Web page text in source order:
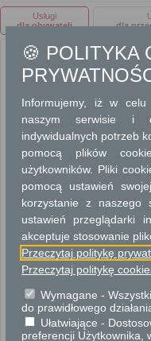
Usługi
dla obywateli
dla
POMOC SPOŁECZNA,
Przyznanie dodatku do
Przyznanie dodatku do
okresie korzystania z urlopu
Przyznanie dodatku do
Przyznanie dodatku do
dziecka
Przyznanie dodatku do
Przyznanie jednorazowej
Przyznanie specjalnego
Przyznanie świadczeń z
Przyznanie zasiłku
🍪 POLITYKA
Informujemy, iż w celu
naszym serwisie i
indywidualnych potrzeb
pomocą plików
użytkowników. Pliki
pomocą ustawień
korzystanie z naszego
ustawień przeglądarki
akceptuje stosowanie
Przeczytaj politykę
Przeczytaj politykę
Wymagane -
do prawidłowego
Ułatwiające -
preferencji Użytkownika,